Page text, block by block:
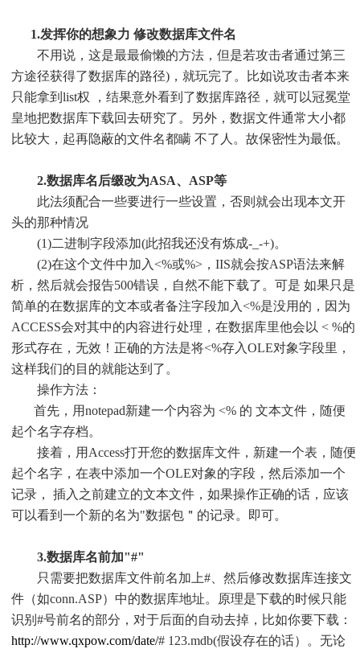
1.发挥你的想象力 修改数据库文件名
不用说，这是最最偷懒的方法，但是若攻击者通过第三
方途径获得了数据库的路径)，就玩完了。比如说攻击者本来
只能拿到list权 ，结果意外看到了数据库路径，就可以冠冕堂
皇地把数据库下载回去研究了。另外，数据文件通常大小都
比较大，起再隐蔽的文件名都瞒 不了人。故保密性为最低。
2.数据库名后缀改为ASA、ASP等
此法须配合一些要进行一些设置，否则就会出现本文开
头的那种情况
(1)二进制字段添加(此招我还没有炼成-_-+)。
(2)在这个文件中加入<%或%>，IIS就会按ASP语法来解
析，然后就会报告500错误，自然不能下载了。可是 如果只是
简单的在数据库的文本或者备注字段加入<%是没用的，因为
ACCESS会对其中的内容进行处理，在数据库里他会以 < %的
形式存在，无效！正确的方法是将<%存入OLE对象字段里，
这样我们的目的就能达到了。
操作方法：
首先，用notepad新建一个内容为 <% 的 文本文件，随便
起个名字存档。
接着，用Access打开您的数据库文件，新建一个表，随便
起个名字，在表中添加一个OLE对象的字段，然后添加一个
记录， 插入之前建立的文本文件，如果操作正确的话，应该
可以看到一个新的名为"数据包＂的记录。即可。
3.数据库名前加"#"
只需要把数据库文件前名加上#、然后修改数据库连接文
件（如conn.ASP）中的数据库地址。原理是下载的时候只能
识别#号前名的部分，对于后面的自动去掉，比如你要下载：
http://www.qxpow.com/date/# 123.mdb(假设存在的话）。无论